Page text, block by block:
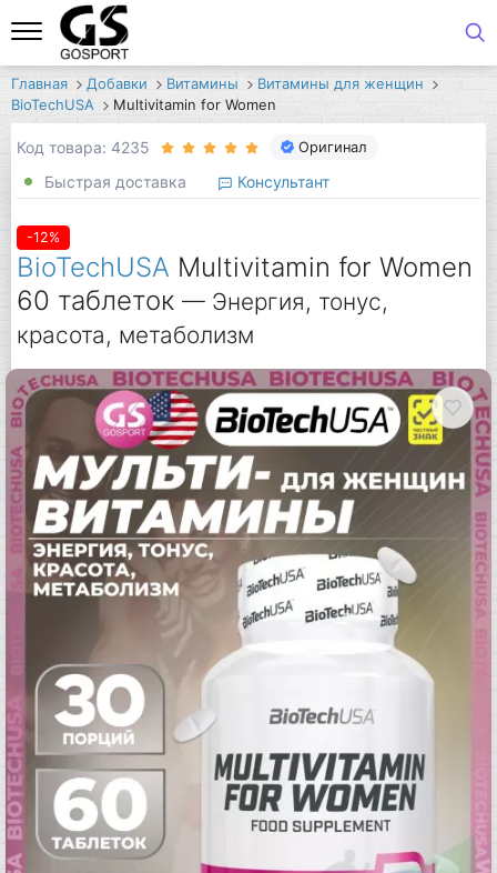
Главная Добавки Витамины
Витамины для женщин
BioTechUSA
Multivitamin for Women
Код товара: 4235 Оригинал
Быстрая доставка Консультант
-12%
BioTechUSA Multivitamin for Women
60 таблеток — Энергия, тонус,
красота, метаболизм